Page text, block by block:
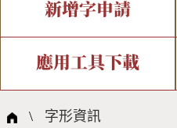
全字庫介紹
中文碼介紹
國際字碼相關組織
IDS查詢
複合查詢
筆畫查詢
新增字申請
新字申請處理流程
字形即時顯示
全字庫授權
應用工具下載
個人電腦造字處理工具
問題集
\ 字形資訊